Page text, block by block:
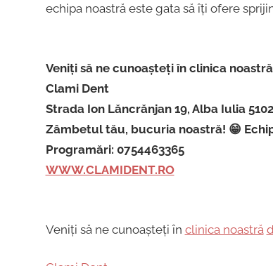
echipa noastră este gata să îți ofere
Veniți să ne cunoașteți în clinica
Clami Dent
Strada Ion Lăncrănjan 19, Alba Iulia
Zâmbetul tău, bucuria noastră! 😁
Programări: 0754463365
WWW.CLAMIDENT.RO
Veniți să ne cunoașteți în clinica noastră